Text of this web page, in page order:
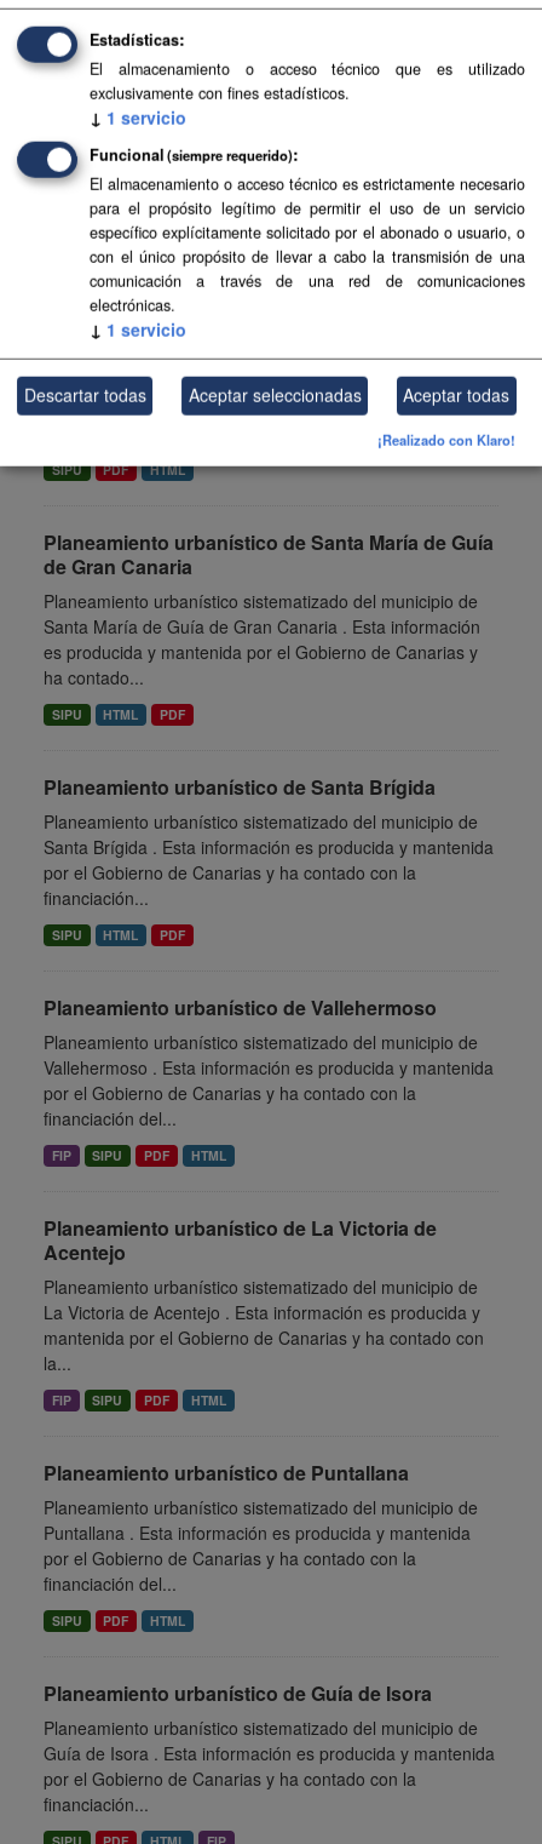
FIP
Planeamiento urbanístico de La Matanza de
Acentejo
Planeamiento urbanístico sistematizado del municipio de
La Matanza de Acentejo . Esta información es producida y
mantenida por el Gobierno de Canarias y ha contado con
PDF HTML
Planes de Modernización de Gran Canaria
Planes de modernización, mejora e incremento de la
SIPU PDF HTML
Planeamiento urbanístico de Santa María de Guía
de Gran Canaria
Planeamiento urbanístico sistematizado del municipio de
Santa María de Guía de Gran Canaria . Esta información
es producida y mantenida por el Gobierno de Canarias y
ha contado...
SIPU HTML PDF
Planeamiento urbanístico de Santa Brígida
Planeamiento urbanístico sistematizado del municipio de
Santa Brígida . Esta información es producida y mantenida
por el Gobierno de Canarias y ha contado con la
financiación...
SIPU HTML PDF
Planeamiento urbanístico de Vallehermoso
Planeamiento urbanístico sistematizado del municipio de
Vallehermoso . Esta información es producida y mantenida
por el Gobierno de Canarias y ha contado con la
financiación del...
FIP SIPU PDF HTML
Planeamiento urbanístico de La Victoria de
Acentejo
Planeamiento urbanístico sistematizado del municipio de
La Victoria de Acentejo . Esta información es producida y
mantenida por el Gobierno de Canarias y ha contado con
la...
FIP SIPU PDF HTML
Planeamiento urbanístico de Puntallana
Planeamiento urbanístico sistematizado del municipio de
Puntallana . Esta información es producida y mantenida
por el Gobierno de Canarias y ha contado con la
financiación del...
SIPU PDF HTML
Planeamiento urbanístico de Guía de Isora
Planeamiento urbanístico sistematizado del municipio de
Guía de Isora . Esta información es producida y mantenida
por el Gobierno de Canarias y ha contado con la
financiación...
Estadísticas
El almacenamiento o acceso técnico que es utilizado
exclusivamente con fines estadísticos.
↓ 1 servicio
Funcional (siempre requerido)
El almacenamiento o acceso técnico es estrictamente necesario
para el propósito legítimo de permitir el uso de un servicio
específico explícitamente solicitado por el abonado o usuario, o
con el único propósito de llevar a cabo la transmisión de una
comunicación a través de una red de comunicaciones
electrónicas.
↓ 1 servicio
Descartar todas Aceptar seleccionadas Aceptar todas
¡Realizado con Klaro!